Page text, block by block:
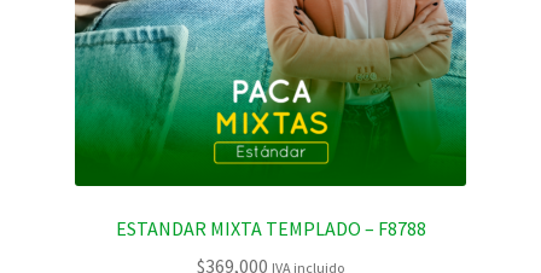
ESTANDAR MIXTA TEMPLADO – F8788
$369,000 IVA incluido